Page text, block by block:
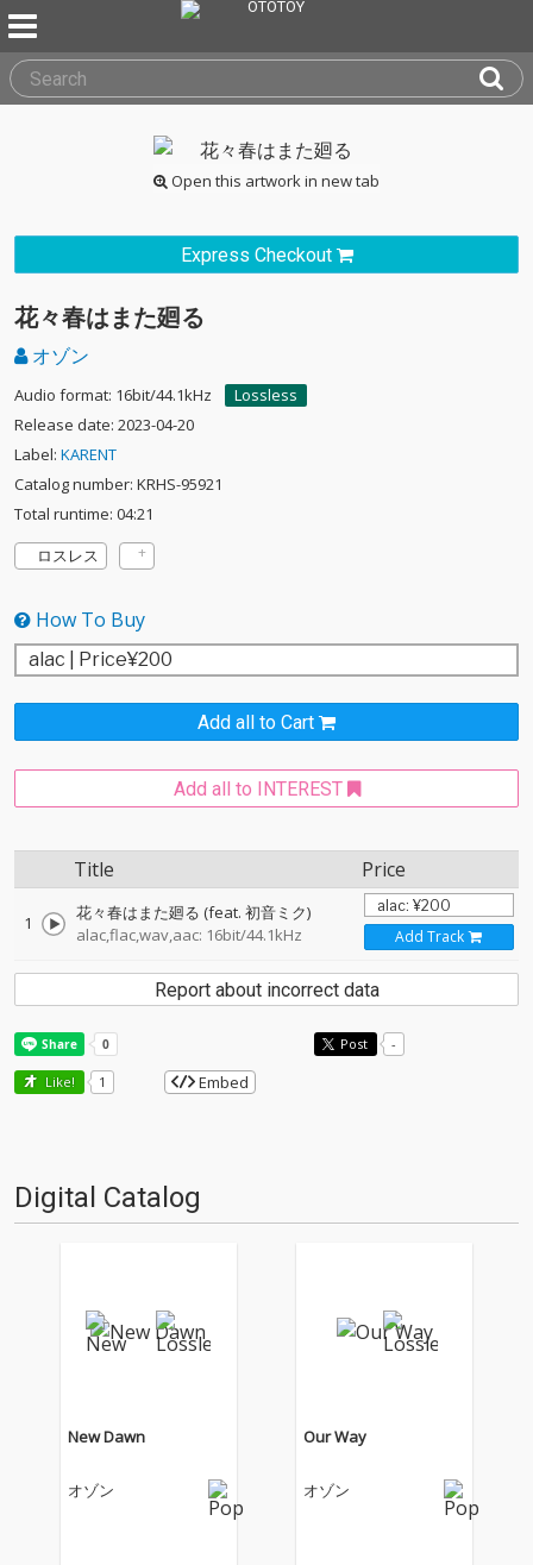
Open this artwork in new tab
Express Checkout
花々春はまた廻る
オゾン
Audio format: 16bit/44.1kHz
Lossless
Release date: 2023-04-20
Label: KARENT
Catalog number: KRHS-95921
Total runtime: 04:21
ロスレス
How To Buy
Add all to Cart
Add all to INTEREST
Title Price
1
花々春はまた廻る (feat. 初音ミク)
alac,flac,wav,aac: 16bit/44.1kHz
Add Track
Report about incorrect data
Post -
Like! 1 Embed
Digital Catalog
New Dawn
オゾン
Our Way
オゾン